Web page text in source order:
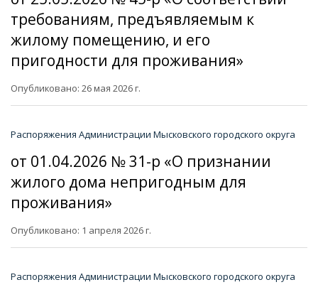
требованиям, предъявляемым к
жилому помещению, и его
пригодности для проживания»
Опубликовано: 26 мая 2026 г.
Распоряжения Администрации Мысковского городского округа
от 01.04.2026 № 31-р «О признании
жилого дома непригодным для
проживания»
Опубликовано: 1 апреля 2026 г.
Распоряжения Администрации Мысковского городского округа